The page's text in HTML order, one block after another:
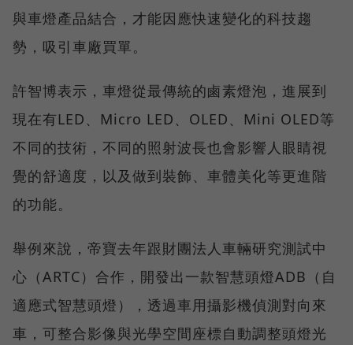
與車燈產品結合，才能因應快速變化的科技趨
勢，吸引車廠買單。
許智博表示，車燈從最傳統的鹵素燈泡，進展到
現在有LED、Micro LED、OLED、Mini OLED等
不同的技術，不同的照射波長也會影響人眼睛視
覺的舒適度，以及做到裝飾、車體美化等更進階
的功能。
舉例來說，帝寶去年跟財團法人車輛研究測試中
心（ARTC）合作，開發出一款智慧頭燈ADB（自
適應式智慧頭燈），透過車用攝影機偵測對向來
車，可整合影像與光學空間座標自動調整頭燈光